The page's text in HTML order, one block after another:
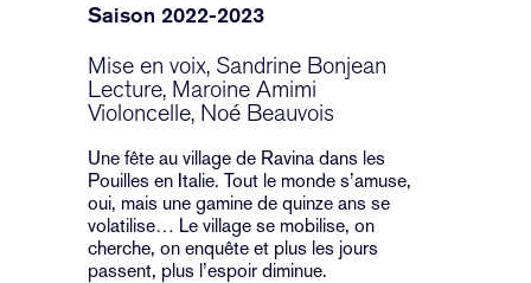
Saison 2022-2023
Mise en voix, Sandrine Bonjean
Lecture, Maroine Amimi
Violoncelle, Noé Beauvois
Une fête au village de Ravina dans les
Pouilles en Italie. Tout le monde s’amuse,
oui, mais une gamine de quinze ans se
volatilise… Le village se mobilise, on
cherche, on enquête et plus les jours
passent, plus l’espoir diminue.